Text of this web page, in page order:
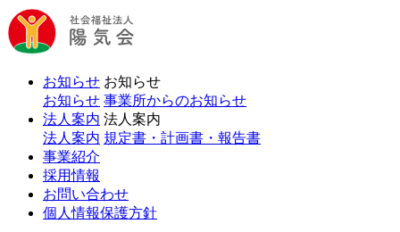
お知らせ お知らせ
お知らせ 事業所からのお知らせ
法人案内 法人案内
法人案内 規定書・計画書・報告書
事業紹介
採用情報
お問い合わせ
個人情報保護方針